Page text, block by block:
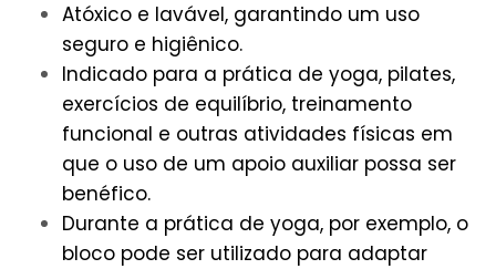
Atóxico e lavável, garantindo um uso
seguro e higiênico.
Indicado para a prática de yoga, pilates,
exercícios de equilíbrio, treinamento
funcional e outras atividades físicas em
que o uso de um apoio auxiliar possa ser
benéfico.
Durante a prática de yoga, por exemplo, o
bloco pode ser utilizado para adaptar